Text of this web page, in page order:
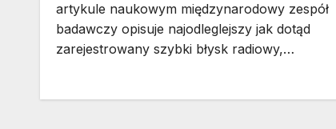
artykule naukowym międzynarodowy zespół
badawczy opisuje najodleglejszy jak dotąd
zarejestrowany szybki błysk radiowy,…